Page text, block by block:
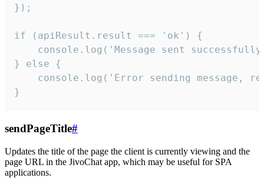
});
if (apiResult.result === 'ok') {
console.log('Message sent
} else {
console.log('Error sending message,
}
sendPageTitle#
Updates the title of the page the client is currently viewing and the
page URL in the JivoChat app, which may be useful for SPA
applications.